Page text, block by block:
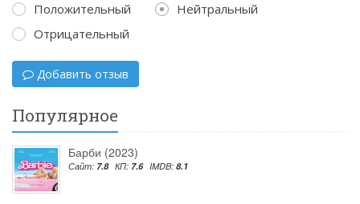
Положительный
Нейтральный
Отрицательный
Добавить отзыв
Популярное
Барби (2023)
Сайт: 7.8 КП: 7.6 IMDB: 8.1